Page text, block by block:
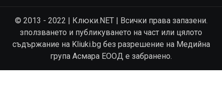
© 2013 - 2022 | Клюки.NET | Всички права запазени.
зползването и публикуването на част или цялото
съдържание на Kliuki.bg без разрешение на Медийна
група Асмара ЕООД е забранено.